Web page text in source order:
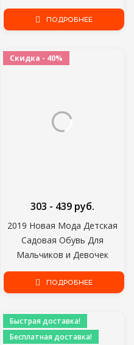
туфли Детские летние
цветочные Сандалии
Высокое Качество
ПОДРОБНЕЕ
Скидка - 40%
2019 Новая Мода Детская
Садовая Обувь Для
Мальчиков и Девочек
Мультфильм Сандалии
Летние Тапочки Высокое
Детские Сандалии
303 - 439 руб.
ПОДРОБНЕЕ
Быстрая доставка!
Бесплатная доставка!